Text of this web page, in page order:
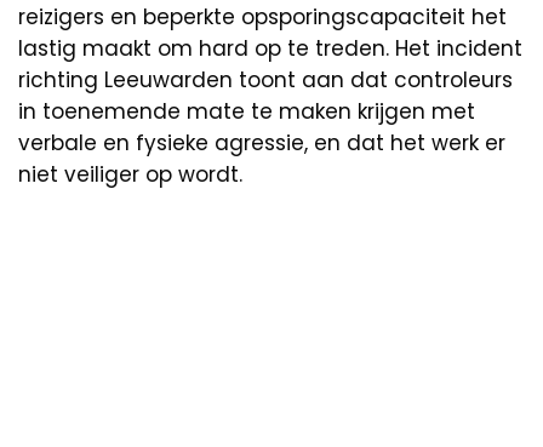
reizigers en beperkte opsporingscapaciteit het
lastig maakt om hard op te treden. Het incident
richting Leeuwarden toont aan dat controleurs
in toenemende mate te maken krijgen met
verbale en fysieke agressie, en dat het werk er
niet veiliger op wordt.